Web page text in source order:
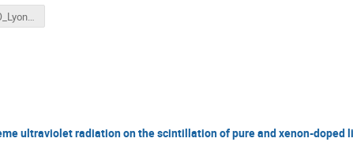
SuperNEMO_Lyon2025.pdf
ultraviolet radiation on the scintillation of pure and xenon-doped